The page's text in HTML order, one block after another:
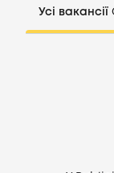
Усі вакансії